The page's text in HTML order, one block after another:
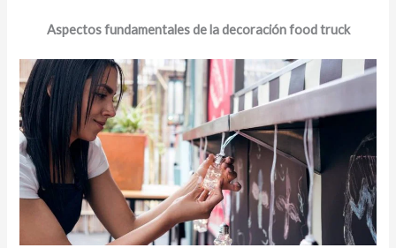
Aspectos fundamentales de la decoración food truck